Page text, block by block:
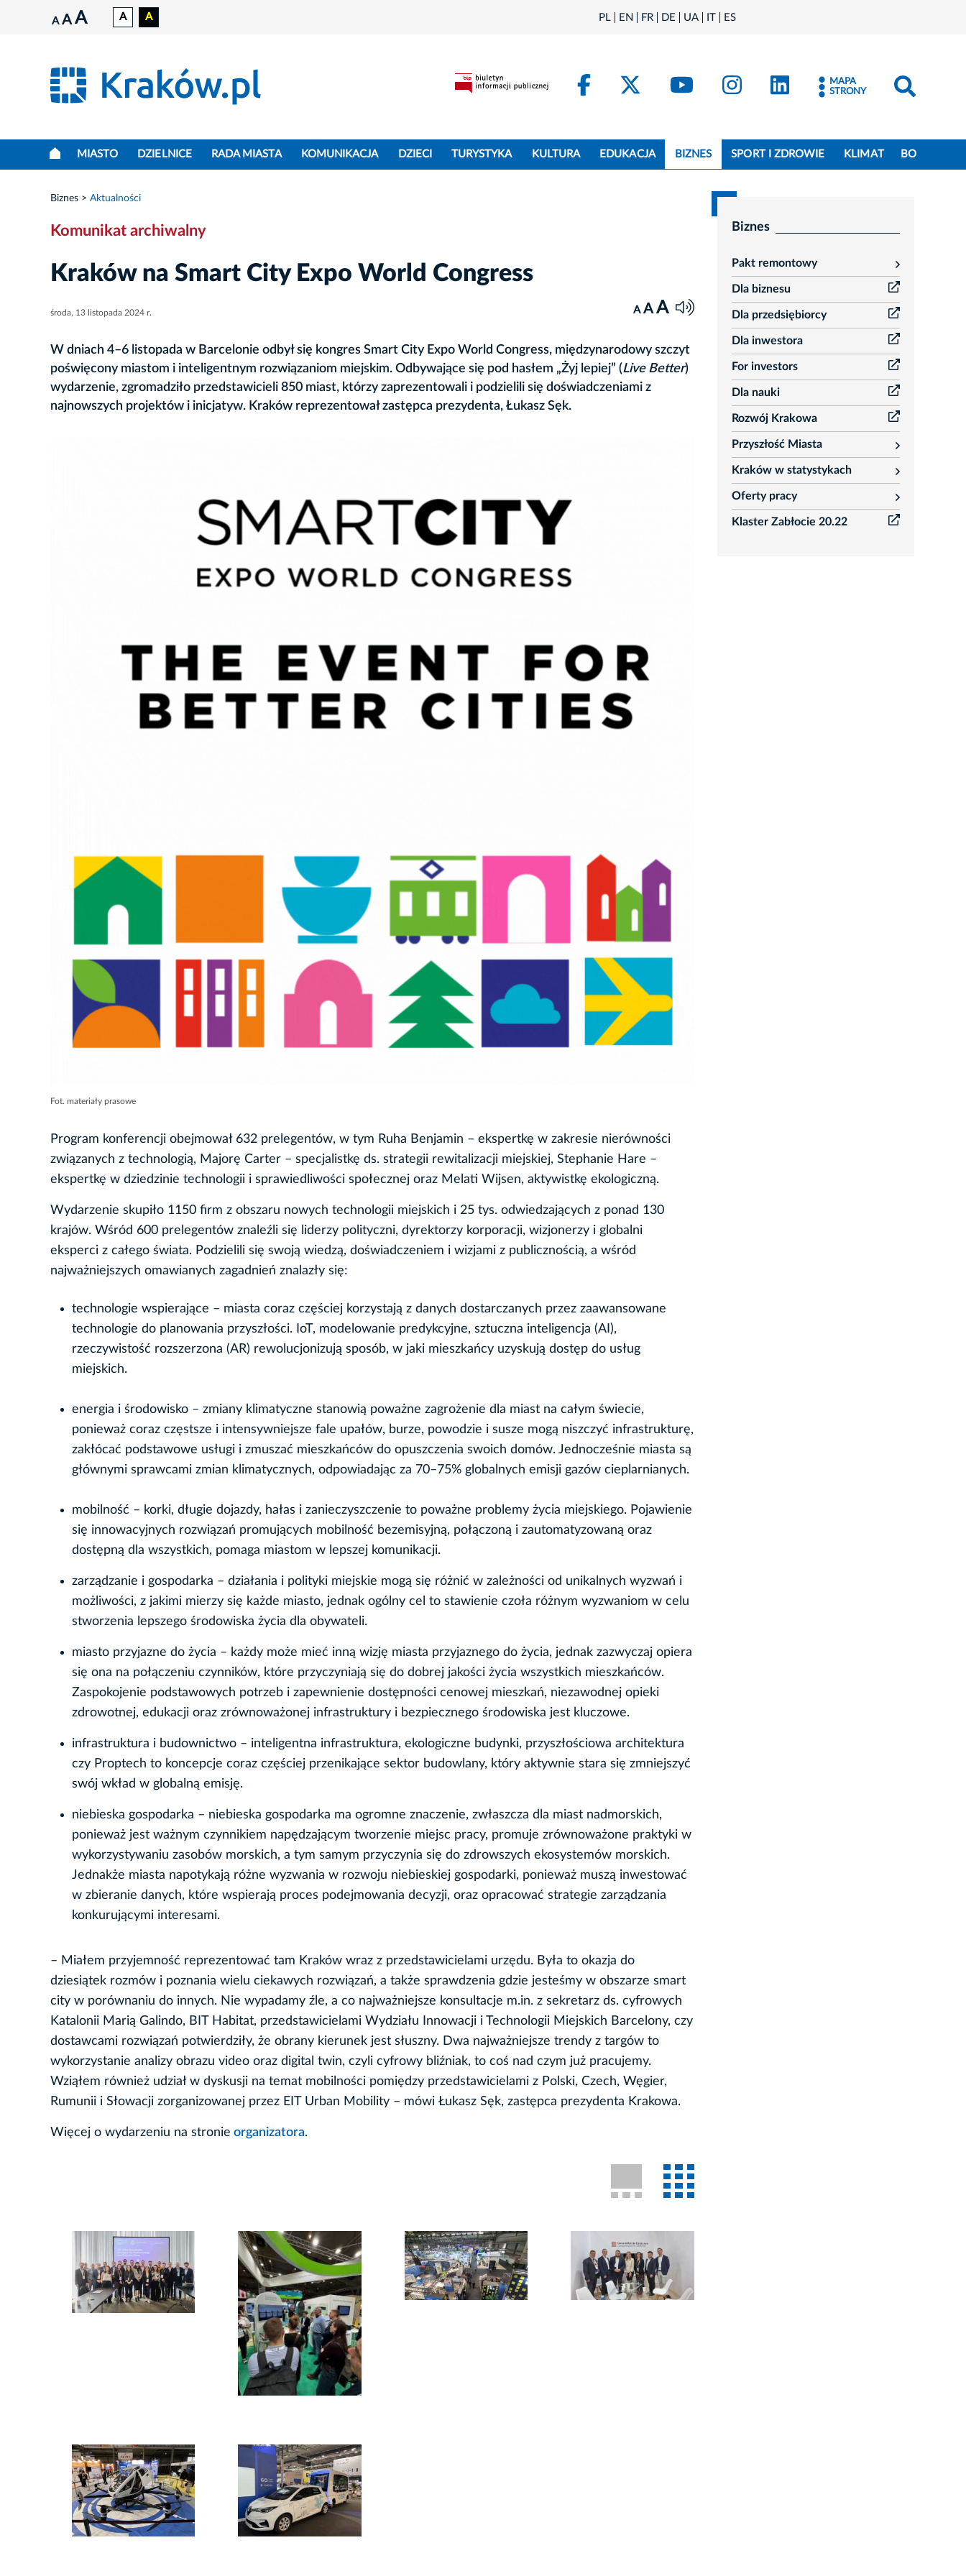
A A A A A PL EN FR DE UA IT ES
FacebookKraków - X
Kraków - YouTube
Kraków - Instagram
Kraków - LinkedIn
MAPA
STRONY
MIASTO DZIELNICE RADA MIASTA KOMUNIKACJA DZIECI TURYSTYKA KULTURA EDUKACJA BIZNES SPORT I ZDROWIE KLIMAT BO
Biznes Aktualności
Komunikat archiwalny
Kraków na Smart City Expo World Congress
środa, 13 listopada 2024 r. A A A
W dniach 4–6 listopada w Barcelonie odbył się kongres Smart City Expo World Congress, międzynarodowy szczyt
poświęcony miastom i inteligentnym rozwiązaniom miejskim. Odbywające się pod hasłem „Żyj lepiej” (Live Better)
wydarzenie, zgromadziło przedstawicieli 850 miast, którzy zaprezentowali i podzielili się doświadczeniami z
najnowszych projektów i inicjatyw. Kraków reprezentował zastępca prezydenta, Łukasz Sęk.
Fot. materiały prasowe
Program konferencji obejmował 632 prelegentów, w tym Ruha Benjamin – ekspertkę w zakresie nierówności
związanych z technologią, Majorę Carter – specjalistkę ds. strategii rewitalizacji miejskiej, Stephanie Hare –
ekspertkę w dziedzinie technologii i sprawiedliwości społecznej oraz Melati Wijsen, aktywistkę ekologiczną.
Wydarzenie skupiło 1150 firm z obszaru nowych technologii miejskich i 25 tys. odwiedzających z ponad 130
krajów. Wśród 600 prelegentów znaleźli się liderzy polityczni, dyrektorzy korporacji, wizjonerzy i globalni
eksperci z całego świata. Podzielili się swoją wiedzą, doświadczeniem i wizjami z publicznością, a wśród
najważniejszych omawianych zagadnień znalazły się:
technologie wspierające – miasta coraz częściej korzystają z danych dostarczanych przez zaawansowane
technologie do planowania przyszłości. IoT, modelowanie predykcyjne, sztuczna inteligencja (AI),
rzeczywistość rozszerzona (AR) rewolucjonizują sposób, w jaki mieszkańcy uzyskują dostęp do usług
miejskich.
energia i środowisko – zmiany klimatyczne stanowią poważne zagrożenie dla miast na całym świecie,
ponieważ coraz częstsze i intensywniejsze fale upałów, burze, powodzie i susze mogą niszczyć infrastrukturę,
zakłócać podstawowe usługi i zmuszać mieszkańców do opuszczenia swoich domów. Jednocześnie miasta są
głównymi sprawcami zmian klimatycznych, odpowiadając za 70–75% globalnych emisji gazów cieplarnianych.
mobilność – korki, długie dojazdy, hałas i zanieczyszczenie to poważne problemy życia miejskiego. Pojawienie
się innowacyjnych rozwiązań promujących mobilność bezemisyjną, połączoną i zautomatyzowaną oraz
dostępną dla wszystkich, pomaga miastom w lepszej komunikacji.
zarządzanie i gospodarka – działania i polityki miejskie mogą się różnić w zależności od unikalnych wyzwań i
możliwości, z jakimi mierzy się każde miasto, jednak ogólny cel to stawienie czoła różnym wyzwaniom w celu
stworzenia lepszego środowiska życia dla obywateli.
miasto przyjazne do życia – każdy może mieć inną wizję miasta przyjaznego do życia, jednak zazwyczaj opiera
się ona na połączeniu czynników, które przyczyniają się do dobrej jakości życia wszystkich mieszkańców.
Zaspokojenie podstawowych potrzeb i zapewnienie dostępności cenowej mieszkań, niezawodnej opieki
zdrowotnej, edukacji oraz zrównoważonej infrastruktury i bezpiecznego środowiska jest kluczowe.
infrastruktura i budownictwo – inteligentna infrastruktura, ekologiczne budynki, przyszłościowa architektura
czy Proptech to koncepcje coraz częściej przenikające sektor budowlany, który aktywnie stara się zmniejszyć
swój wkład w globalną emisję.
niebieska gospodarka – niebieska gospodarka ma ogromne znaczenie, zwłaszcza dla miast nadmorskich,
ponieważ jest ważnym czynnikiem napędzającym tworzenie miejsc pracy, promuje zrównoważone praktyki w
wykorzystywaniu zasobów morskich, a tym samym przyczynia się do zdrowszych ekosystemów morskich.
Jednakże miasta napotykają różne wyzwania w rozwoju niebieskiej gospodarki, ponieważ muszą inwestować
w zbieranie danych, które wspierają proces podejmowania decyzji, oraz opracować strategie zarządzania
konkurującymi interesami.
– Miałem przyjemność reprezentować tam Kraków wraz z przedstawicielami urzędu. Była to okazja do
dziesiątek rozmów i poznania wielu ciekawych rozwiązań, a także sprawdzenia gdzie jesteśmy w obszarze smart
city w porównaniu do innych. Nie wypadamy źle, a co najważniejsze konsultacje m.in. z sekretarz ds. cyfrowych
Katalonii Marią Galindo, BIT Habitat, przedstawicielami Wydziału Innowacji i Technologii Miejskich Barcelony, czy
dostawcami rozwiązań potwierdziły, że obrany kierunek jest słuszny. Dwa najważniejsze trendy z targów to
wykorzystanie analizy obrazu video oraz digital twin, czyli cyfrowy bliźniak, to coś nad czym już pracujemy.
Wziąłem również udział w dyskusji na temat mobilności pomiędzy przedstawicielami z Polski, Czech, Węgier,
Rumunii i Słowacji zorganizowanej przez EIT Urban Mobility – mówi Łukasz Sęk, zastępca prezydenta Krakowa.
Więcej o wydarzeniu na stronie organizatora.
Biznes
Pakt remontowy
rozwiń
Dla biznesu
Dla przedsiębiorcy
Dla inwestora
For investors
Dla nauki
Rozwój Krakowa
Przyszłość Miasta
rozwiń
Kraków w statystykach
rozwiń
Oferty pracy
rozwiń
Klaster Zabłocie 20.22